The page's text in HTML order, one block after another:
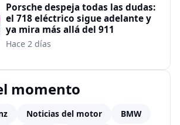
Porsche despeja todas las dudas:
el 718 eléctrico sigue adelante y
ya mira más allá del 911
Hace 2 días
momento
Noticias del motor BMW